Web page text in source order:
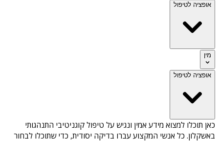
אופציה לטיפול
מין
אופציה לטיפול
כאן תוכלו למצוא מידע אמין ונגיש על טיפול קוגניטיבי התנהגותי
באשקלון. כל אנשי המקצוע עברו בדיקה יסודית, כדי שתוכלו לבחור